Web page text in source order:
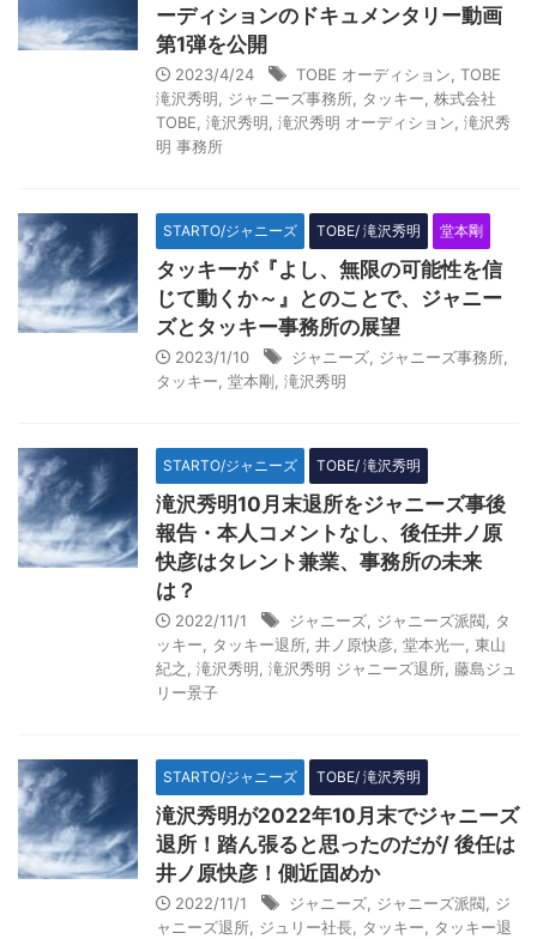
ーディションのドキュメンタリー動画
第1弾を公開
2023/4/24 TOBE オーディション TOBE
滝沢秀明
ジャニーズ事務所 タッキー 株式会社
TOBE 滝沢秀明 滝沢秀明 オーディション 滝沢秀
明 事務所
STARTO/ジャニーズ TOBE/ 滝沢秀明 堂本剛
タッキーが『よし、無限の可能性を信
じて動くか～』とのことで、ジャニー
ズとタッキー事務所の展望
2023/1/10 ジャニーズ ジャニーズ事務所
タッキー 堂本剛 滝沢秀明
STARTO/ジャニーズ TOBE/ 滝沢秀明
滝沢秀明10月末退所をジャニーズ事後
報告・本人コメントなし、後任井ノ原
快彦はタレント兼業、事務所の未来
は？
2022/11/1 ジャニーズ ジャニーズ派閥
タ
ッキー
タッキー退所 井ノ原快彦 堂本光一 東山
紀之
滝沢秀明 滝沢秀明 ジャニーズ退所 藤島ジュ
リー景子
STARTO/ジャニーズ TOBE/ 滝沢秀明
滝沢秀明が2022年10月末でジャニーズ
退所！踏ん張ると思ったのだが/ 後任は
井ノ原快彦！側近固めか
2022/11/1 ジャニーズ ジャニーズ派閥
ジ
ャニーズ退所 ジュリー社長 タッキー
タッキー退